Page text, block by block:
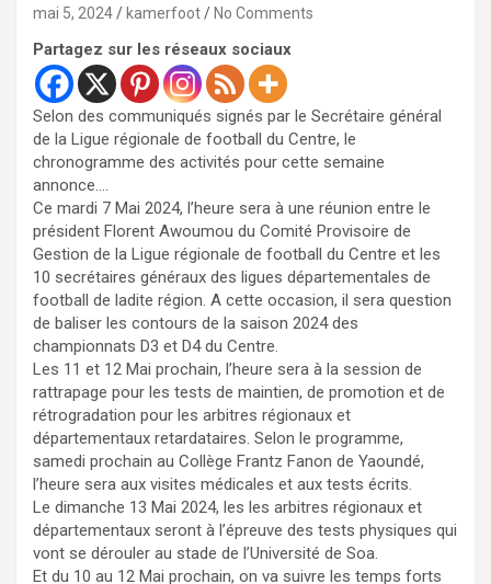
mai 5, 2024 kamerfoot No Comments
Partagez sur les réseaux sociaux
Selon des communiqués signés par le Secrétaire général
de la Ligue régionale de football du Centre, le
chronogramme des activités pour cette semaine
annonce….
Ce mardi 7 Mai 2024, l’heure sera à une réunion entre le
président Florent Awoumou du Comité Provisoire de
Gestion de la Ligue régionale de football du Centre et les
10 secrétaires généraux des ligues départementales de
football de ladite région. A cette occasion, il sera question
de baliser les contours de la saison 2024 des
championnats D3 et D4 du Centre.
Les 11 et 12 Mai prochain, l’heure sera à la session de
rattrapage pour les tests de maintien, de promotion et de
rétrogradation pour les arbitres régionaux et
départementaux retardataires. Selon le programme,
samedi prochain au Collège Frantz Fanon de Yaoundé,
l’heure sera aux visites médicales et aux tests écrits.
Le dimanche 13 Mai 2024, les les arbitres régionaux et
départementaux seront à l’épreuve des tests physiques qui
vont se dérouler au stade de l’Université de Soa.
Et du 10 au 12 Mai prochain, on va suivre les temps forts